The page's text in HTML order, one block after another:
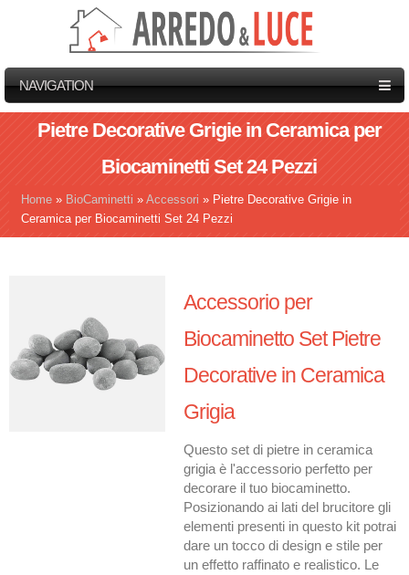
NAVIGATION
Pietre Decorative Grigie in Ceramica per
Biocaminetti Set 24 Pezzi
Tu sei qui
Home » BioCaminetti » Accessori » Pietre Decorative Grigie in
Ceramica per Biocaminetti Set 24 Pezzi
Accessorio per
Biocaminetto Set Pietre
Decorative in Ceramica
Grigia
Questo set di pietre in ceramica
grigia è l'accessorio perfetto per
decorare il tuo biocaminetto.
Posizionando ai lati del brucitore gli
elementi presenti in questo kit potrai
dare un tocco di design e stile per
un effetto raffinato e realistico. Le